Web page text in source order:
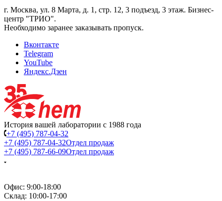
г. Москва, ул. 8 Марта, д. 1, стр. 12, 3 подъезд, 3 этаж. Бизнес-
центр "ТРИО".
Необходимо заранее заказывать пропуск.
Вконтакте
Telegram
YouTube
Яндекс.Дзен
История вашей лаборатории с 1988 года
+7 (495) 787-04-32
+7 (495) 787-04-32Отдел продаж
+7 (495) 787-66-09Отдел продаж
Офис: 9:00-18:00
Склад: 10:00-17:00